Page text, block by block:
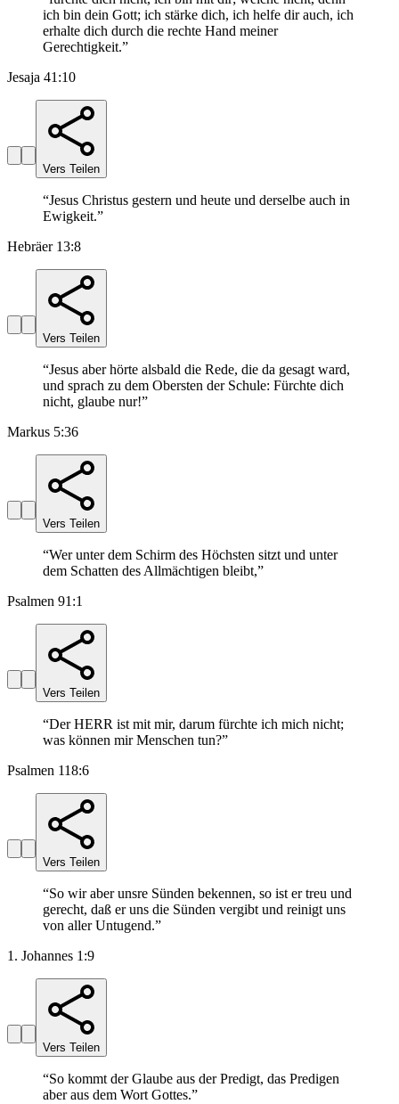
ich bin dein Gott; ich stärke dich, ich helfe dir auch, ich
erhalte dich durch die rechte Hand meiner
Gerechtigkeit.”
Jesaja 41:10
Vers Teilen
“Jesus Christus gestern und heute und derselbe auch in
Ewigkeit.”
Hebräer 13:8
Vers Teilen
“Jesus aber hörte alsbald die Rede, die da gesagt ward,
und sprach zu dem Obersten der Schule: Fürchte dich
nicht, glaube nur!”
Markus 5:36
Vers Teilen
“Wer unter dem Schirm des Höchsten sitzt und unter
dem Schatten des Allmächtigen bleibt,”
Psalmen 91:1
Vers Teilen
“Der HERR ist mit mir, darum fürchte ich mich nicht;
was können mir Menschen tun?”
Psalmen 118:6
Vers Teilen
“So wir aber unsre Sünden bekennen, so ist er treu und
gerecht, daß er uns die Sünden vergibt und reinigt uns
von aller Untugend.”
1. Johannes 1:9
Vers Teilen
“So kommt der Glaube aus der Predigt, das Predigen
aber aus dem Wort Gottes.”